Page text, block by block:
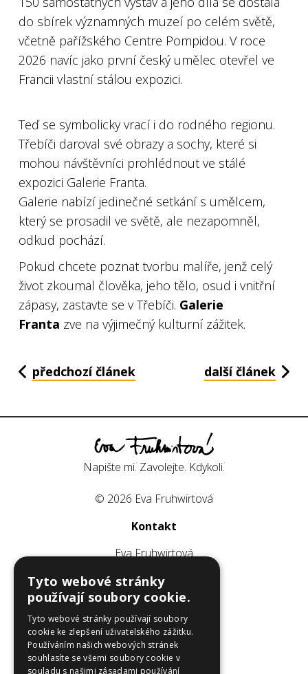
do sbírek významných muzeí po celém světě,
včetně pařížského Centre Pompidou. V roce
2026 navíc jako první český umělec otevřel ve
Francii vlastní stálou expozici.
Teď se symbolicky vrací i do rodného regionu.
Třebíči daroval své obrazy a sochy, které si
mohou návštěvníci prohlédnout ve stálé
expozici Galerie Franta.
Galerie nabízí jedinečné setkání s umělcem,
který se prosadil ve světě, ale nezapomněl,
odkud pochází.
Pokud chcete poznat tvorbu malíře, jenž celý
život zkoumal člověka, jeho tělo, osud i vnitřní
zápasy, zastavte se v Třebíči. Galerie
Franta zve na výjimečný kulturní zážitek.
předchozí článek další článek
Napište mi. Zavolejte. Kdykoli.
© 2026 Eva Fruhwirtová
Kontakt
Eva Fruhwirtová
fruhwirtova@efcomm.cz
T:+ 420 737 103 866
Sledujte mě
Tyto webové stránky
používají soubory cookie.
Tyto webové stránky používají soubory
cookie ke zlepšení uživatelského zážitku.
Používáním našich webových stránek
souhlasíte se všemi soubory cookie v
souladu s našimi zásadami používání